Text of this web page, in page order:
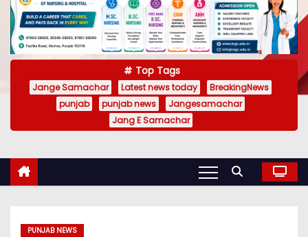
Top Tags
Jange Samachar Latest news today
BreakingNews
punjab
punjab news
Jangesamachar
Jang E Samachar
PUNJAB NEWS